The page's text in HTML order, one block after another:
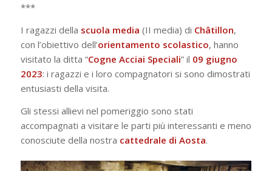
***
I ragazzi della scuola media (II media) di Châtillon,
con l’obiettivo dell’orientamento scolastico, hanno
visitato la ditta “Cogne Acciai Speciali” il 09 giugno
2023: i ragazzi e i loro compagnatori si sono dimostrati
entusiasti della visita.
Gli stessi allievi nel pomeriggio sono stati
accompagnati a visitare le parti più interessanti e meno
conosciute della nostra cattedrale di Aosta.